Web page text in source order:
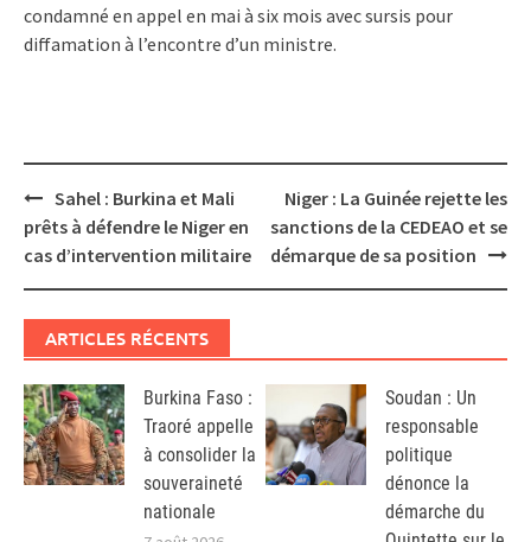
condamné en appel en mai à six mois avec sursis pour
diffamation à l’encontre d’un ministre.
Post
navigation
Sahel : Burkina et Mali
prêts à défendre le Niger en
cas d’intervention militaire
Niger : La Guinée rejette les
sanctions de la CEDEAO et se
démarque de sa position
ARTICLES RÉCENTS
Burkina Faso :
Traoré appelle
à consolider la
souveraineté
nationale
Soudan : Un
responsable
politique
dénonce la
démarche du